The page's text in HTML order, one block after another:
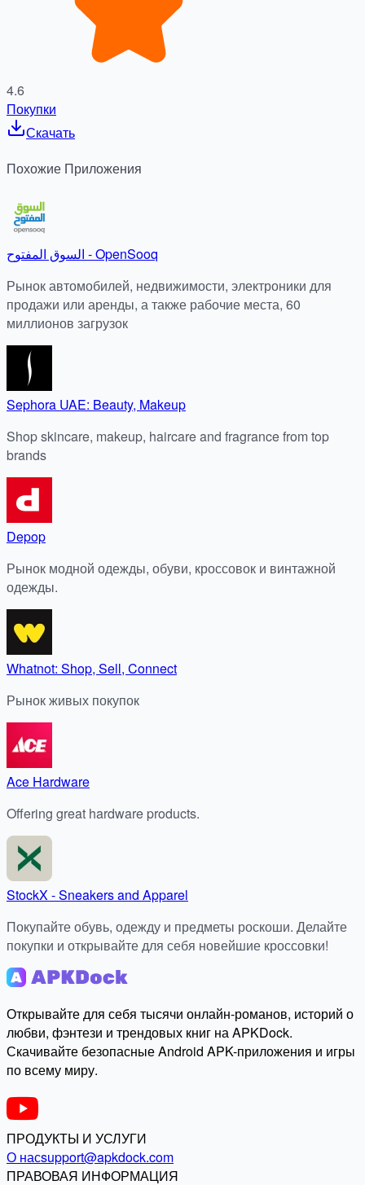
4.6
Покупки
Скачать
Похожие Приложения
السوق المفتوح - OpenSooq
Рынок автомобилей, недвижимости, электроники для
продажи или аренды, а также рабочие места, 60
миллионов загрузок
Sephora UAE: Beauty, Makeup
Shop skincare, makeup, haircare and fragrance from top
brands
Depop
Рынок модной одежды, обуви, кроссовок и винтажной
одежды.
Whatnot: Shop, Sell, Connect
Рынок живых покупок
Ace Hardware
Offering great hardware products.
StockX - Sneakers and Apparel
Покупайте обувь, одежду и предметы роскоши. Делайте
покупки и открывайте для себя новейшие кроссовки!
Открывайте для себя тысячи онлайн-романов, историй о
любви, фэнтези и трендовых книг на APKDock.
Скачивайте безопасные Android APK-приложения и игры
по всему миру.
ПРОДУКТЫ И УСЛУГИ
О насsupport@apkdock.com
ПРАВОВАЯ ИНФОРМАЦИЯ